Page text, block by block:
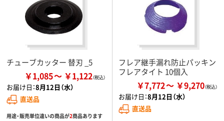
チューブカッター 替刃 _5
￥1,085 ￥1,122
お届け日：8月12日（水）
直送品
用途・販売単位違いの商品が2商品あります
フレア継手漏れ防止パッキン
フレアタイト 10個入
￥7,772 ￥9,270
お届け日：8月12日（水）
直送品